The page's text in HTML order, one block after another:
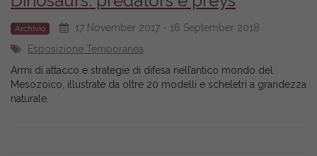
Archivio
17 November 2017 - 16 September 2018
Esposizione Temporanea
Armi di attacco e strategie di difesa nell’antico mondo del
Mesozoico, illustrate da oltre 20 modelli e scheletri a grandezza
naturale.